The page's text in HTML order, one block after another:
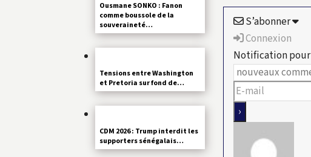
S’abonner
Connexion
Notification pour
Ousmane SONKO : Fanon
comme boussole de la
souveraineté…
Tensions entre Washington
et Pretoria sur fond de…
CDM 2026 : Trump interdit les
supporters sénégalais…